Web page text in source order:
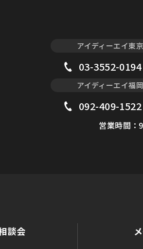
アイディーエイ東京
03-3552-0194
アイディーエイ福岡
092-409-1522
営業時間：
談会